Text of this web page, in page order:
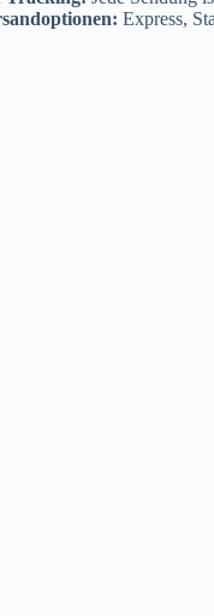
Express,